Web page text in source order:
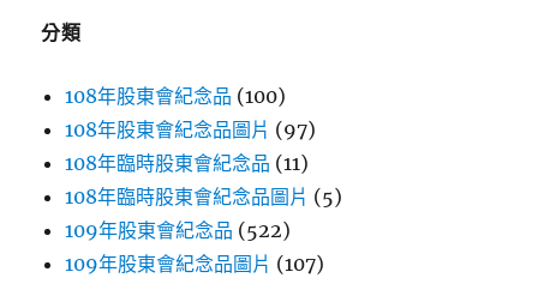
分類
108年股東會紀念品 (100)
108年股東會紀念品圖片 (97)
108年臨時股東會紀念品 (11)
108年臨時股東會紀念品圖片 (5)
109年股東會紀念品 (522)
109年股東會紀念品圖片 (107)